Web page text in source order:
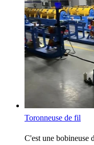
Toronneuse de fil
C'est une bobineuse